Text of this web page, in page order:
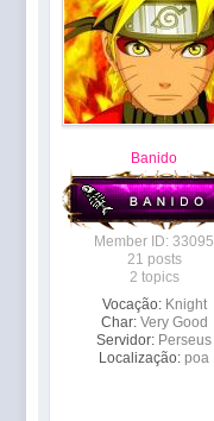
Banido
Member ID: 33095
21 posts
2 topics
Vocação: Knight
Char: Very Good
Servidor: Perseus
Localização: poa